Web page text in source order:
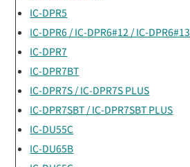
IC-DPR5
IC-DPR6 / IC-DPR6#12 / IC-DPR6#13
IC-DPR7
IC-DPR7BT
IC-DPR7S / IC-DPR7S PLUS
IC-DPR7SBT / IC-DPR7SBT PLUS
IC-DU55C
IC-DU65B